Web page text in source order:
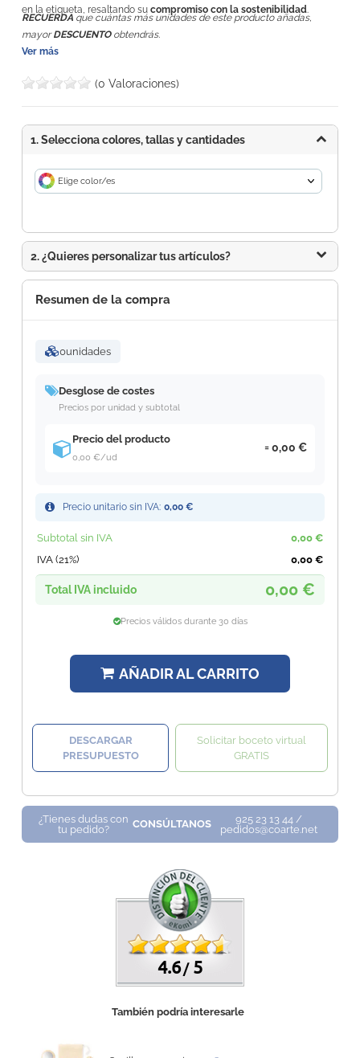
en la etiqueta, resaltando su compromiso con la sostenibilidad.
RECUERDA que cuántas más unidades de este producto añadas,
mayorDESCUENTOobtendrás.
Ver más
(0 Valoraciones)
1. Selecciona colores, tallas y cantidades
Elige color/es
2. ¿Quieres personalizar tus artículos?
Resumen de la compra
0unidades
Desglose de costes
Precios por unidad y subtotal
Precio del producto
0,00 €/ud
0,00 €
Precio unitario sin IVA: 0,00 €
Subtotal sin IVA
0,00 €
IVA (21%)
0,00 €
Total IVA incluido 0,00 €
Precios válidos durante 30 días
AÑADIR AL CARRITO
DESCARGAR
PRESUPUESTO
Solicitar boceto virtual
GRATIS
¿Tienes dudas con
tu pedido?
CONSÚLTANOS
925 23 13 44 /
pedidos@coarte.net
4.6 /5
También podría interesarle